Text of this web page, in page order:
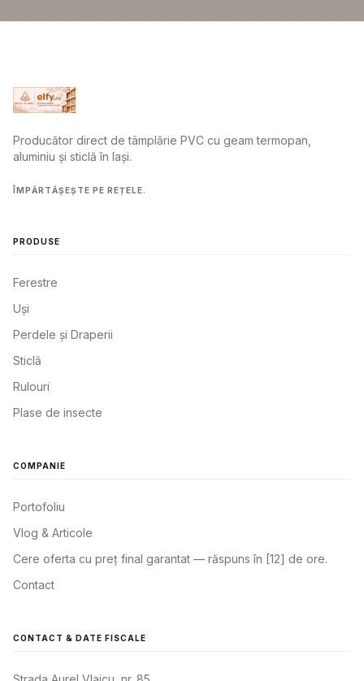
Producător direct de tâmplărie PVC cu geam termopan,
aluminiu și sticlă în Iași.
ÎMPĂRTĂȘEȘTE PE REȚELE.
PRODUSE
Ferestre
Uși
Perdele și Draperii
Sticlă
Rulouri
Plase de insecte
COMPANIE
Portofoliu
Vlog & Articole
Cere oferta cu preț final garantat — răspuns în [12] de ore.
Contact
CONTACT & DATE FISCALE